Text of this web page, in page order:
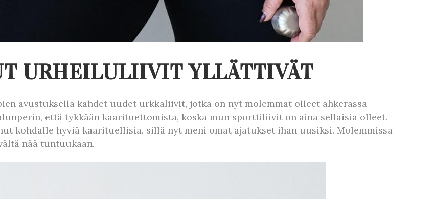
URHEILULIIVIT YLLÄTTIVÄT
avustuksella kahdet uudet urkkaliivit, jotka on nyt molemmat olleet ahkerassa
että tykkään kaarituettomista, koska mun sporttiliivit on aina sellaisia olleet.
kohdalle hyviä kaarituellisia, sillä nyt meni omat ajatukset ihan uusiksi. Molemmissa
nää tuntuukaan.